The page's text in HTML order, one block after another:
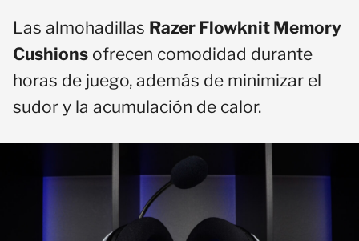
Las almohadillas Razer Flowknit Memory
Cushions ofrecen comodidad durante
horas de juego, además de minimizar el
sudor y la acumulación de calor.